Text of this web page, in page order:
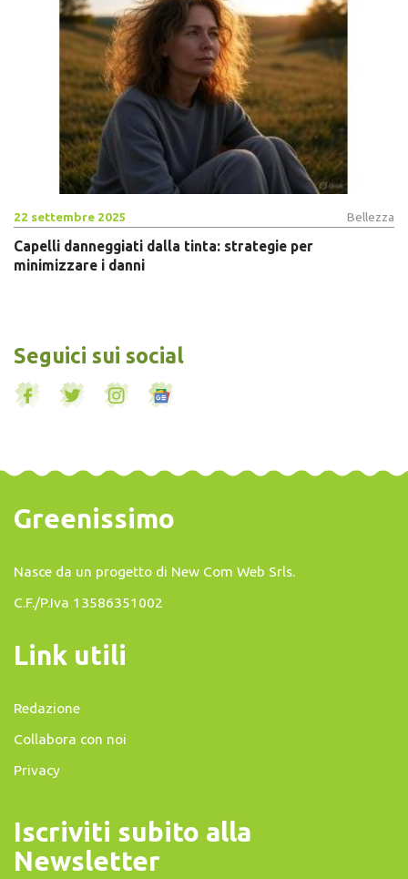
22 settembre 2025 Bellezza
Capelli danneggiati dalla tinta: strategie per
minimizzare i danni
Seguici sui social
Greenissimo
Nasce da un progetto di New Com Web Srls.
C.F./P.Iva 13586351002
Link utili
Redazione
Collabora con noi
Privacy
Iscriviti subito alla
Newsletter